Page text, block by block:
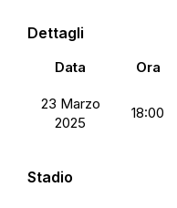
Dettagli
Data Ora
23 Marzo
2025
18:00
Stadio